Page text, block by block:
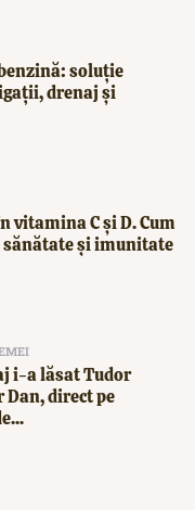
soluție
drenaj și
vitamina C și D. Cum
și imunitate
i-a lăsat Tudor
direct pe